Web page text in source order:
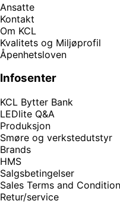
Ansatte
Kontakt
Om KCL
Kvalitets og Miljøprofil
Åpenhetsloven
Infosenter
KCL Bytter Bank
LEDlite Q&A
Produksjon
Smøre og verkstedutstyr
Brands
HMS
Salgsbetingelser
Sales Terms and
Retur/service